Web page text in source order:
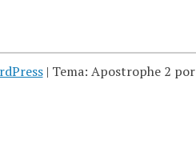
| Tema: Apostrophe 2 por